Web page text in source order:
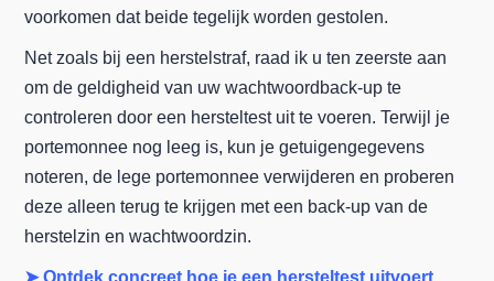
voorkomen dat beide tegelijk worden gestolen.
Net zoals bij een herstelstraf, raad ik u ten zeerste aan
om de geldigheid van uw wachtwoordback-up te
controleren door een hersteltest uit te voeren. Terwijl je
portemonnee nog leeg is, kun je getuigengegevens
noteren, de lege portemonnee verwijderen en proberen
deze alleen terug te krijgen met een back-up van de
herstelzin en wachtwoordzin.
➤ Ontdek concreet hoe je een hersteltest uitvoert.